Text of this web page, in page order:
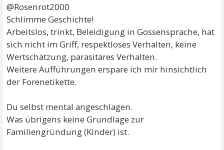
@Rosenrot2000
Schlimme Geschichte!
Arbeitslos, trinkt, Beleidigung in Gossensprache, hat
sich nicht im Griff, respektloses Verhalten, keine
Wertschätzung, parasitäres Verhalten.
Weitere Aufführungen erspare ich mir hinsichtlich
der Forenetikette.
Du selbst mental angeschlagen.
Was übrigens keine Grundlage zur
Familiengründung (Kinder) ist.